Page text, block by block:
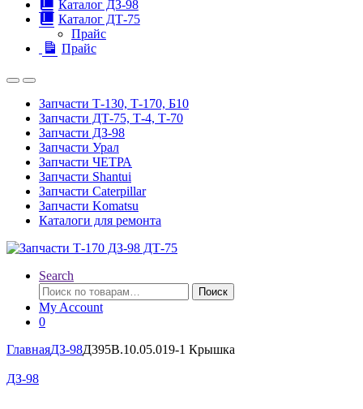
Каталог ДЗ-98
Каталог ДТ-75
Прайс
Прайс
Запчасти Т-130, Т-170, Б10
Запчасти ДТ-75, Т-4, Т-70
Запчасти ДЗ-98
Запчасти Урал
Запчасти ЧЕТРА
Запчасти Shantui
Запчасти Caterpillar
Запчасти Komatsu
Каталоги для ремонта
Search
Искать:
Поиск
My Account
0
ГлавнаяДЗ-98Д395В.10.05.019-1 Крышка
ДЗ-98